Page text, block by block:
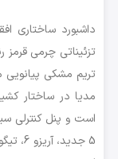
داشبورد ساختاری
تزئیناتی چرمی
تریم مشکی
است و پنل کنترلی